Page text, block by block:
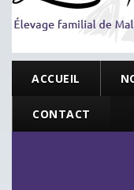
ACCUEIL
CONTACT